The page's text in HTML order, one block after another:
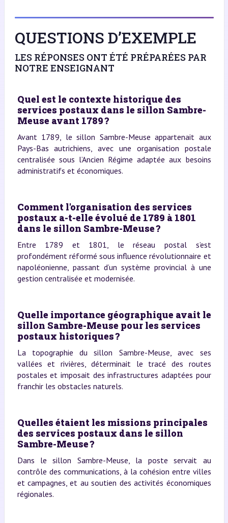
QUESTIONS D’EXEMPLE
LES RÉPONSES ONT ÉTÉ PRÉPARÉES PAR
NOTRE ENSEIGNANT
Quel est le contexte historique des
services postaux dans le sillon Sambre-
Meuse avant 1789 ?
Avant 1789, le sillon Sambre-Meuse appartenait aux
Pays-Bas autrichiens, avec une organisation postale
centralisée sous l’Ancien Régime adaptée aux besoins
administratifs et économiques.
Comment l'organisation des services
postaux a-t-elle évolué de 1789 à 1801
dans le sillon Sambre-Meuse ?
Entre 1789 et 1801, le réseau postal s’est
profondément réformé sous influence révolutionnaire et
napoléonienne, passant d’un système provincial à une
gestion centralisée et modernisée.
Quelle importance géographique avait le
sillon Sambre-Meuse pour les services
postaux historiques ?
La topographie du sillon Sambre-Meuse, avec ses
vallées et rivières, déterminait le tracé des routes
postales et imposait des infrastructures adaptées pour
franchir les obstacles naturels.
Quelles étaient les missions principales
des services postaux dans le sillon
Sambre-Meuse ?
Dans le sillon Sambre-Meuse, la poste servait au
contrôle des communications, à la cohésion entre villes
et campagnes, et au soutien des activités économiques
régionales.